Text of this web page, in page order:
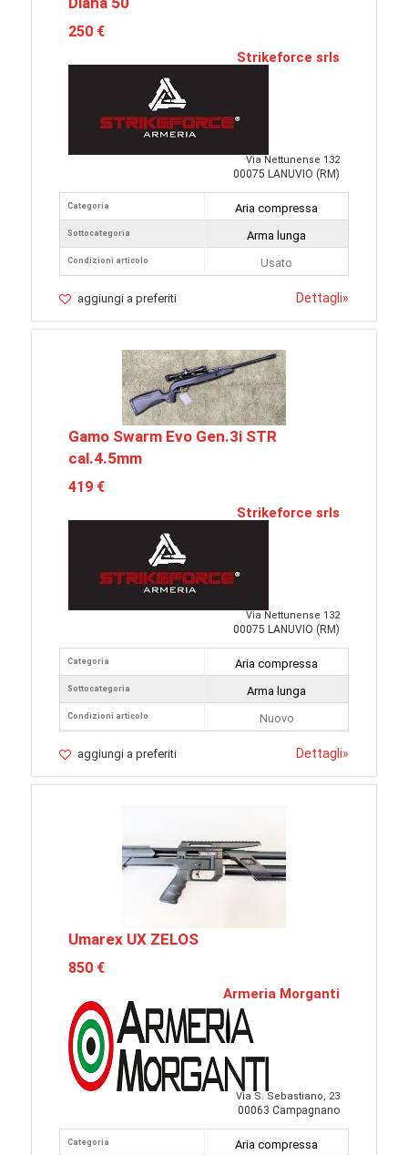
250 €
Strikeforce srls
Via Nettunense 132
00075 LANUVIO (RM)
Categoria
Sottocategoria
Condizioni articolo
Aria compressa
Arma lunga
Usato
aggiungi a preferiti Dettagli»
Gamo Swarm Evo Gen.3i STR
cal.4.5mm
419 €
Strikeforce srls
Via Nettunense 132
00075 LANUVIO (RM)
Categoria
Sottocategoria
Condizioni articolo
Aria compressa
Arma lunga
Nuovo
aggiungi a preferiti Dettagli»
Umarex UX ZELOS
850 €
Armeria Morganti
Via S. Sebastiano, 23
00063 Campagnano
Categoria
Aria compressa